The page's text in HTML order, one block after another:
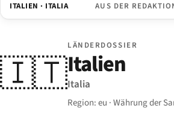
ITALIEN · ITALIA AUS DER
🇮🇹
LÄNDERDOSSIER
Italien
Italia
Region: eu · Währung der